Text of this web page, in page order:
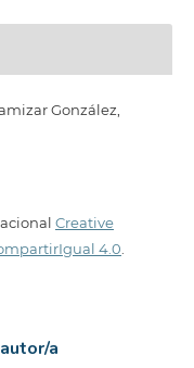
González,
Creative
4.0.
a